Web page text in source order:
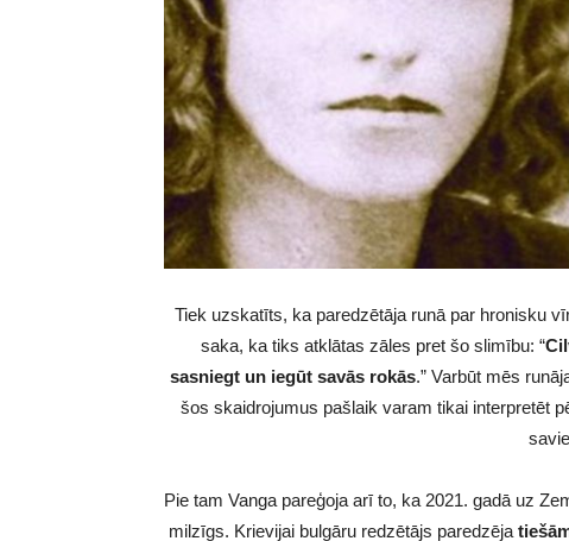
Tiek uzskatīts, ka paredzētāja runā par hronisku
saka, ka tiks atklātas zāles pret šo slimību: “
sasniegt un iegūt savās rokās.” Varbūt mēs
šos skaidrojumus pašlaik varam tikai interpretēt
Pie tam Vanga pareģoja arī to, ka 2021. gadā uz
milzīgs. Krievijai bulgāru redzētājs paredzēja